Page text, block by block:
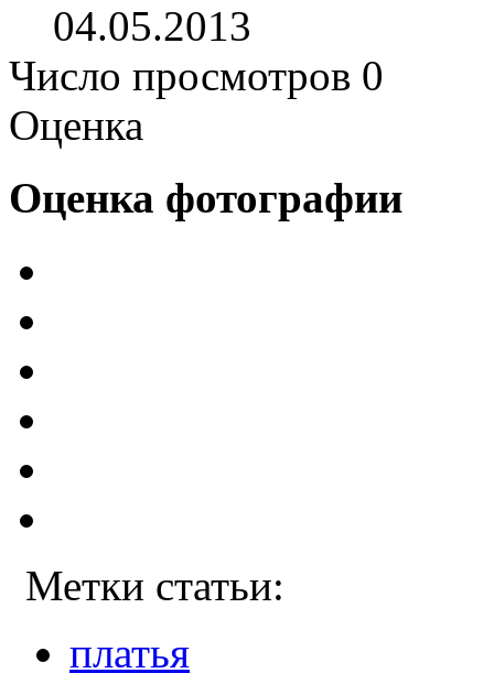
04.05.2013
Число просмотров 0
Оценка
Оценка фотографии
Метки статьи:
платья